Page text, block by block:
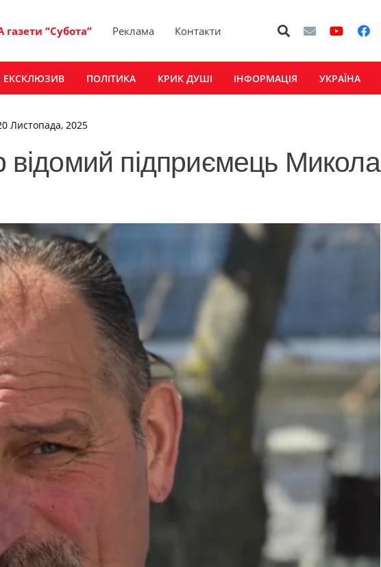
“Субота” Реклама Контакти
ЕКСКЛЮЗИВ ПОЛІТИКА КРИК ДУШІ ІНФОРМАЦІЯ УКРАЇНА
Листопада, 2025
відомий підприємець Микола